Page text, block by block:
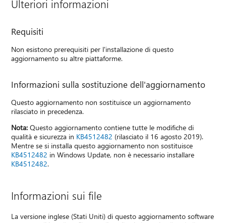
Ulteriori informazioni
Requisiti
Non esistono prerequisiti per l'installazione di questo
aggiornamento su altre piattaforme.
Informazioni sulla sostituzione dell'aggiornamento
Questo aggiornamento non sostituisce un aggiornamento
rilasciato in precedenza.
Nota: Questo aggiornamento contiene tutte le modifiche di
qualità e sicurezza in KB4512482 (rilasciato il 16 agosto 2019).
Mentre se si installa questo aggiornamento non sostituisce
KB4512482 in Windows Update, non è necessario installare
KB4512482.
Informazioni sui file
La versione inglese (Stati Uniti) di questo aggiornamento software